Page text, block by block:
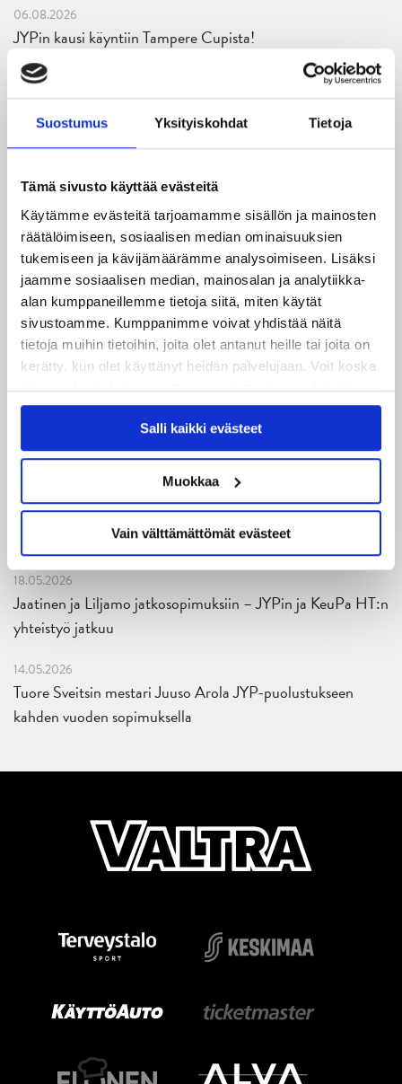
Suostumus Yksityiskohdat Tietoja
Tämä sivusto käyttää evästeitä
Käytämme evästeitä tarjoamamme sisällön ja mainosten
räätälöimiseen, sosiaalisen median ominaisuuksien
tukemiseen ja kävijämäärämme analysoimiseen. Lisäksi
jaamme sosiaalisen median, mainosalan ja analytiikka-
alan kumppaneillemme tietoja siitä, miten käytät
sivustoamme. Kumppanimme voivat yhdistää näitä
tietoja muihin tietoihin, joita olet antanut heille tai joita on
kerätty, kun olet käyttänyt heidän palvelujaan. Voit koska
tahansa kumota tai muuttaa suostumustasi evästeiden
käytöstäEvästeet-sivultamme.
Salli kaikki evästeet
Muokkaa
Vain välttämättömät evästeet
06.08.2026
JYPin kausi käyntiin Tampere Cupista!
05.08.2026
JYPin kapteenisto Liiga-kauteen 2026–2027 on nimetty
04.08.2026
mittari luvassa jo heti viikonloppuna Tampere Cupissa!
29.07.2026
JYPin harjoitusottelut tulevalle 2026-2027 kaudelle on
julkaistu!
27.07.2026
Ruotsalaishyökkääjä Arvid Costmar JYPiin
25.06.2026
JYP ja Secto Rally Finland yhteistyöhön
02.06.2026
Liiga-kauden 2026-2027 otteluohjelma on julkaistu!
27.05.2026
Reece Newkirk vahvistamaan JYP-hyökkäystä!
18.05.2026
Jaatinen ja Liljamo jatkosopimuksiin – JYPin ja KeuPa HT:n
yhteistyö jatkuu
14.05.2026
Tuore Sveitsin mestari Juuso Arola JYP-puolustukseen
kahden vuoden sopimuksella